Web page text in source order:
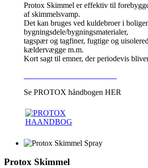
Protox Skimmel er effektiv til
af skimmelsvamp.
Det kan bruges ved kuldebroer i
bygningsdele/bygningsmaterialer,
tagspær og tagfiner, fugtige og
kældervægge m.m.
Kort sagt til emner, der periodevis
Se PROTOX håndbogen HER
Protox Skimmel